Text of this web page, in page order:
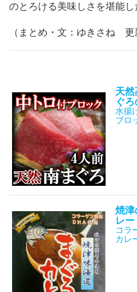
のとろける美味しさを堪能し
（まとめ・文：ゆきさね 更
天
ぐ
水揚
ブロ
焼津
レー
コラ
カレ